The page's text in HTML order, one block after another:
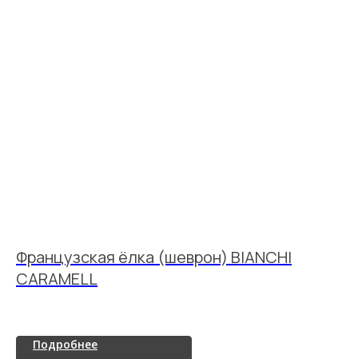
Французская ёлка (шеврон) BIANCHI
CARAMELL
Подробнее